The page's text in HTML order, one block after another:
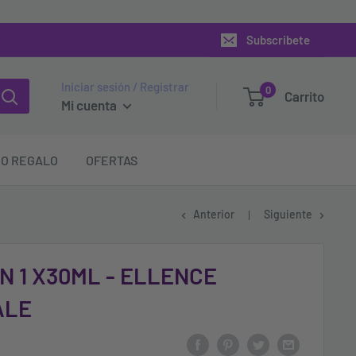
Subscribete
Iniciar sesión / Registrar
Mi cuenta
0 Carrito
REGALO OFERTAS
Anterior Siguiente
1 X30ML - ELLENCE